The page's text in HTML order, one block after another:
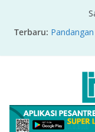
Terbaru:
Nikel di
PRODUK
Sirah
Ayat
Menyikapi
Cerminan